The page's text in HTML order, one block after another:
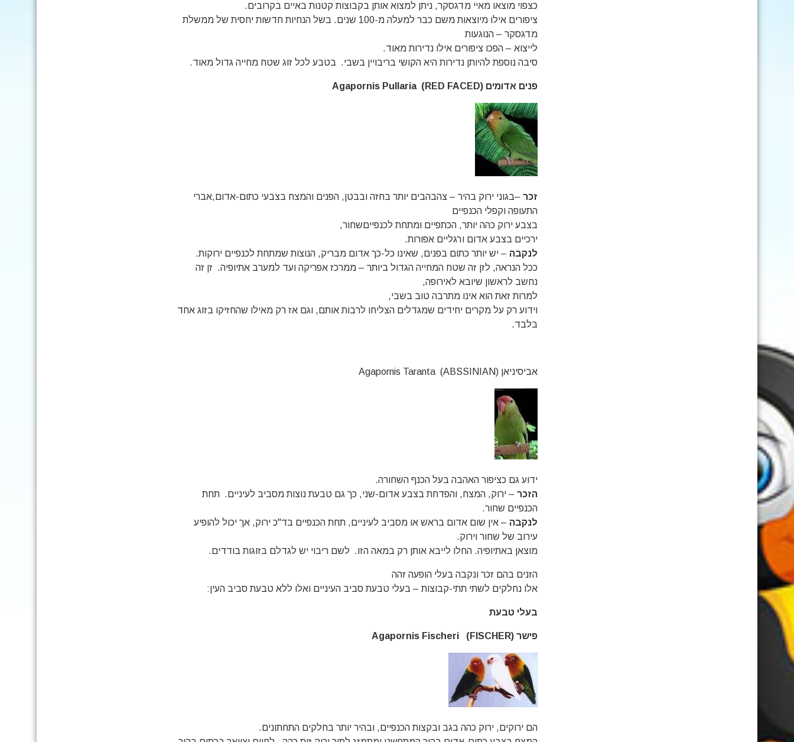
כצפוי מוצאו מאיי מדגסקר, ניתן למצוא אותן בקבוצות קטנות באיים בקרובים.
ציפורים אילו מיוצאות משם כבר למעלה מ-100 שנים. בשל הנחיות חדשות יחסית של ממשלת
מדגסקר – הנוגעות
לייצוא – הפכו ציפורים אילו נדירות מאוד.
סיבה נוספת להיותן נדירות היא הקושי בריבויין בשבי. בטבע לכל זוג שטח מחייה גדול מאוד.
פנים אדומים (RED FACED) Agapornis Pullaria
זכר –בגוני ירוק בהיר – צהבהבים יותר בחזה ובבטן, הפנים והמצח בצבעי כתום-אדום,אברי
התעופה וקפלי הכנפיים
בצבע ירוק כהה יותר, הכתפיים ומתחת לכנפייםשחור,
ירכיים בצבע אדום ורגליים אפורות.
לנקבה – יש יותר כתום בפנים, שאינו כל-כך אדום מבריק, הנוצות שמתחת לכנפיים ירוקות.
ככל הנראה, לזן זה שטח המחייה הגדול ביותר – ממרכז אפריקה ועד למערב אתיופיה. זן זה
נחשב לראשון שיובא לאירופה,
למרות זאת הוא אינו מתרבה טוב בשבי,
וידוע רק על מקרים יחידים שמגדלים הצליחו לרבות אותם, וגם אז רק מאילו שהחזיקו בזוג אחד
בלבד.
אביסיניאן (ABSSINIAN) Agapornis Taranta
ידוע גם כציפור האהבה בעל הכנף השחורה.
הזכר – ירוק, המצח, והפדחת בצבע אדום-שני, כך גם טבעת נוצות מסביב לעיניים. תחת
הכנפיים שחור.
לנקבה – אין שום אדום בראש או מסביב לעיניים, תחת הכנפיים בד"כ ירוק, אך יכול להופיע
עירוב של שחור וירוק.
מוצאן באתיופיה. החלו לייבא אותן רק במאה הזו. לשם ריבוי יש לגדלם בזוגות בודדים.
הזנים בהם זכר ונקבה בעלי הופעה זהה
אלו נחלקים לשתי תתי-קבוצות – בעלי טבעת סביב העיניים ואלו ללא טבעת סביב העין:
בעלי טבעת
פישר (FISCHER) Agapornis Fischeri
הם ירוקים, ירוק כהה בגב ובקצות הכנפיים, ובהיר יותר בחלקים התחתונים.